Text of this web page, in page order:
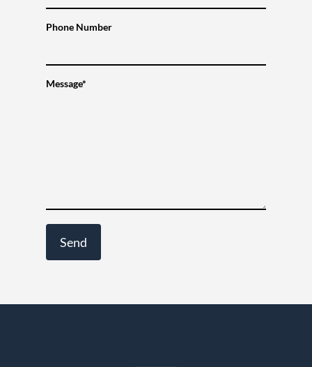
Phone Number
Message*